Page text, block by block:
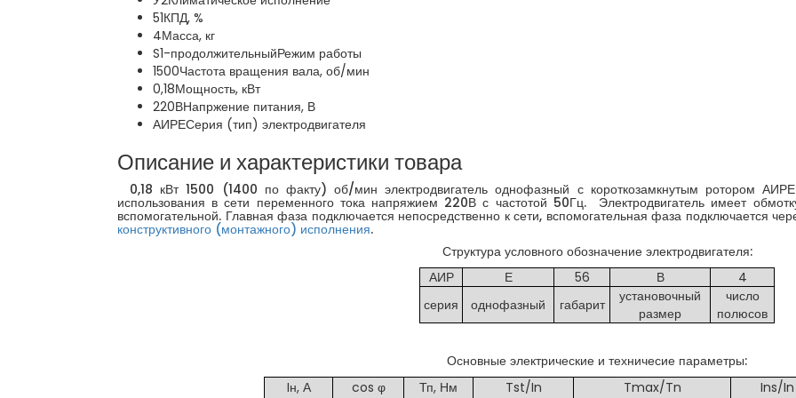
51КПД, %
4Масса, кг
S1-продолжительныйРежим работы
1500Частота вращения вала, об/мин
0,18Мощность, кВт
220ВНапржение питания, В
АИРЕСерия (тип) электродвигателя
Описание и характеристики товара
0,18 кВт 1500 (1400 по факту) об/мин электродвигатель однофазный с короткозамкнутым ротором
использования в сети переменного тока напряжием 220В с частотой 50Гц. Электродвигатель имеет
вспомогательной. Главная фаза подключается непосредственно к сети, вспомогательная фаза подключается
конструктивного (монтажного) исполнения.
Структура условного обозначение электродвигателя:
АИР
Е 56 В
4
серия
однофазный габарит
установочный
размер
число
полюсов
Основные электрические и техничесие параметры:
Iн, А
cos φ Тп, Нм Tst/In Tmax/Tn Ins/In